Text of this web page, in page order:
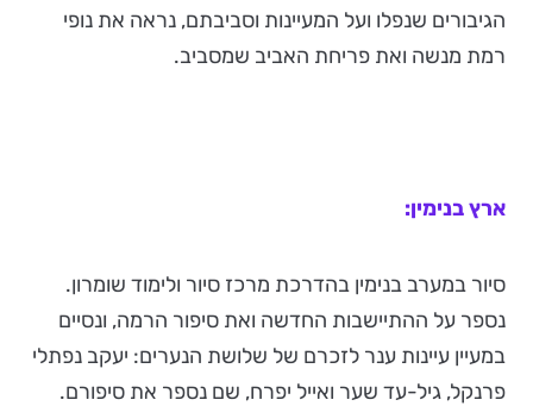
הגיבורים שנפלו ועל המעיינות וסביבתם, נראה את נופי
רמת מנשה ואת פריחת האביב שמסביב.
ארץ בנימין:
סיור במערב בנימין בהדרכת מרכז סיור ולימוד שומרון.
נספר על ההתיישבות החדשה ואת סיפור הרמה, ונסיים
במעיין עיינות ענר לזכרם של שלושת הנערים: יעקב נפתלי
פרנקל, גיל-עד שער ואייל יפרח, שם נספר את סיפורם.